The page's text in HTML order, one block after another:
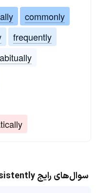
commonly
frequently
سوال‌های رایج consistently